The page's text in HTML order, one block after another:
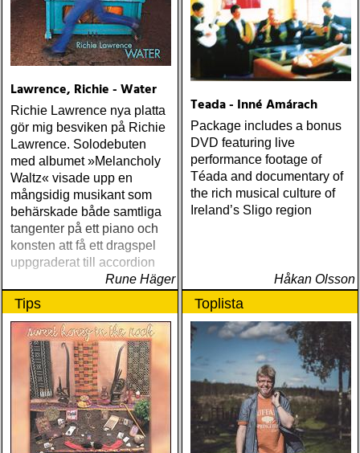
Lawrence, Richie - Water
Richie Lawrence nya platta
gör mig besviken på Richie
Lawrence. Solodebuten
med albumet »Melancholy
Waltz« visade upp en
mångsidig musikant som
behärskade både samtliga
tangenter på ett piano och
konsten att få ett dragspel
uppgraderat till accordion
Rune Häger
Teada - Inné Amárach
Package includes a bonus
DVD featuring live
performance footage of
Téada and documentary of
the rich musical culture of
Ireland’s Sligo region
Håkan Olsson
Tips Toplista